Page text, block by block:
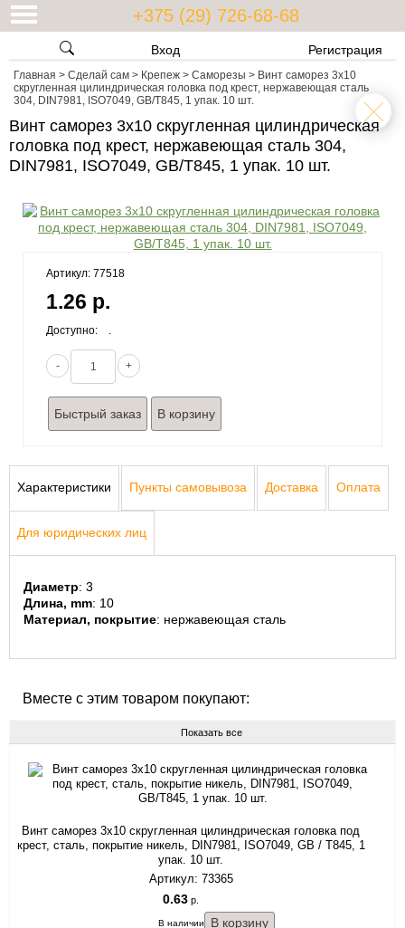
+375 (29) 726-68-68
Вход Регистрация
Главная > Сделай сам > Крепеж > Саморезы > Винт саморез 3x10
скругленная цилиндрическая головка под крест, нержавеющая сталь
304, DIN7981, ISO7049, GB/T845, 1 упак. 10 шт.
Винт саморез 3x10 скругленная цилиндрическая
головка под крест, нержавеющая сталь 304,
DIN7981, ISO7049, GB/T845, 1 упак. 10 шт.
Артикул: 77518
1.26 р.
Доступно: .
- +
Быстрый заказ
Характеристики Пункты самовывоза Доставка Оплата
Для юридических лиц
Диаметр: 3
Длина, mm: 10
Материал, покрытие: нержавеющая сталь
Вместе с этим товаром покупают:
Показать все
Винт саморез 3x10 скругленная цилиндрическая головка под
крест, сталь, покрытие никель, DIN7981, ISO7049, GB / T845, 1
упак. 10 шт.
Артикул: 73365
0.63 р.
В наличии.